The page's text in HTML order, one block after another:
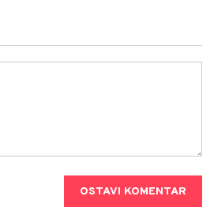
OSTAVI KOMENTAR